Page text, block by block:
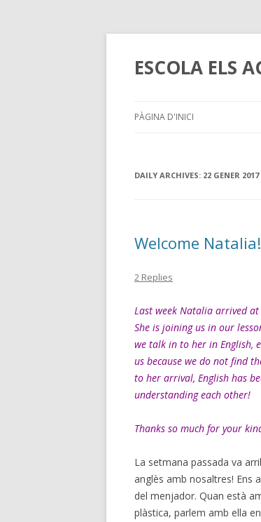
ESCOLA ELS
PÀGINA D'INICI
DAILY ARCHIVES: 22 GENER 2017
Welcome Natalia!
2 Replies
Last week Natalia arrived
She is joining us in our
we talk in to her in English,
us because we do not find
to her arrival, English has
understanding each other!
Thanks so much for your
La setmana passada va
anglès amb nosaltres! Ens
del menjador. Quan està
plàstica, parlem amb ella